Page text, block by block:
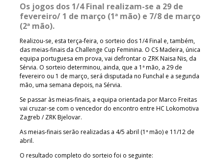
Os jogos dos 1/4 Final realizam-se a 29 de
fevereiro/ 1 de março (1ª mão) e 7/8 de março
(2ª mão).
Realizou-se, esta terça-feira, o sorteio dos 1/4 Final e, também,
das meias-finais da Challenge Cup Feminina. O CS Madeira, única
equipa portuguesa em prova, vai defrontar o ZRK Naisa Nis, da
Sérvia. O sorteio determinou, ainda, que a 1ª mão, a 29 de
fevereiro ou 1 de março, será disputada no Funchal e a segunda
mão, uma semana depois, na Sérvia.
Se passar às meias-finais, a equipa orientada por Marco Freitas
vai cruzar-se com o vencedor do encontro entre HC Lokomotiva
Zagreb / ZRK Bjelovar.
As meias-finais serão realizadas a 4/5 abril (1ª mão) e 11/12 de
abril.
O resultado completo do sorteio foi o seguinte: